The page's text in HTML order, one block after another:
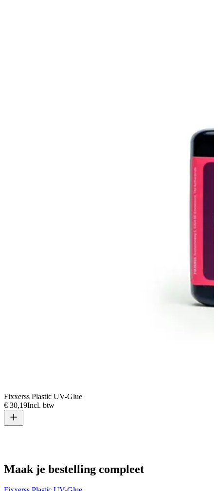
Fixxerss Plastic UV-Glue
€ 30,19Incl. btw
Maak je bestelling compleet